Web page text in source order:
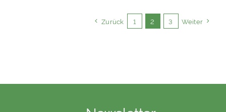
Zurück 1 2 3 Weiter